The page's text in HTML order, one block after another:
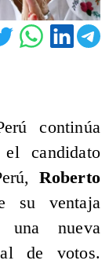
continúa
el candidato
Roberto
su ventaja
nueva
de votos.